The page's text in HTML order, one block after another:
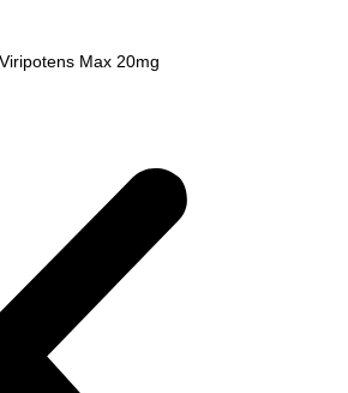
Viripotens Max 20mg